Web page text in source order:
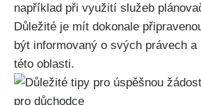
například při využití služeb
Důležité je mít dokonale
být informovaný o svých právech a
této oblasti.